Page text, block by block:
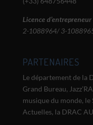
Licence
2-1088964/ 3-
PARTENAIRES
Le département de la
Grand Bureau,
musique du monde,
Actuelles, la DRAC